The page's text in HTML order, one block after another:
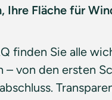
Ihre Fläche für
finden Sie alle
– von den ersten